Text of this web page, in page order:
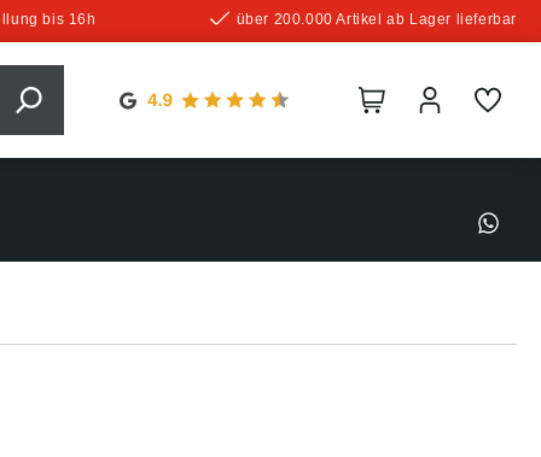
bis 16h über 200.000 Artikel ab Lager lieferbar